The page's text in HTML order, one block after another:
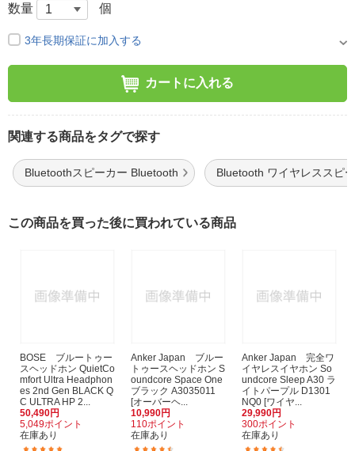
数量 個
3年長期保証に加入する
カートに入れる
関連する商品をタグで探す
Bluetoothスピーカー Bluetooth Bluetooth ワイヤレススピ
この商品を買った後に買われている商品
BOSE ブルートゥー
スヘッドホン QuietCo
mfort Ultra Headphon
es 2nd Gen BLACK Q
C ULTRA HP 2...
50,490円
5,049ポイント
在庫あり
Anker Japan ブルー
トゥースヘッドホン S
oundcore Space One
ブラック A3035011
[オーバーヘ...
10,990円
110ポイント
在庫あり
Anker Japan 完全ワ
イヤレスイヤホン So
undcore Sleep A30 ラ
イトパープル D1301
NQ0 [ワイヤ...
29,990円
300ポイント
在庫あり